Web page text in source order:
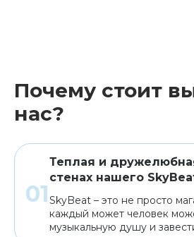
Почему стоит
нас?
Теплая и
стенах нашего
SkyBeat – это не просто
каждый может человек
музыкальную душу и